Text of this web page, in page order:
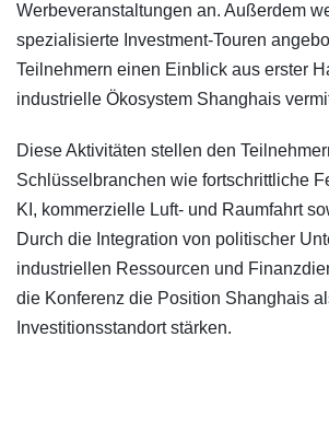
Werbeveranstaltungen an. Außerdem
spezialisierte Investment-Touren
Teilnehmern einen Einblick aus erster
industrielle Ökosystem Shanghais
Diese Aktivitäten stellen den
Schlüsselbranchen wie fortschrittliche
KI, kommerzielle Luft- und Raumfahrt
Durch die Integration von politischer
industriellen Ressourcen und
die Konferenz die Position Shanghais
Investitionsstandort stärken.